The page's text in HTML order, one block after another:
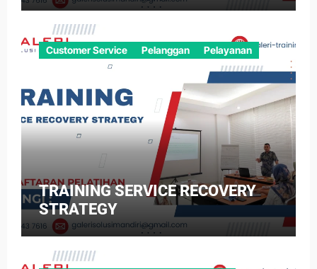
Customer Service Pelanggan Pelayanan
TRAINING SERVICE RECOVERY
STRATEGY